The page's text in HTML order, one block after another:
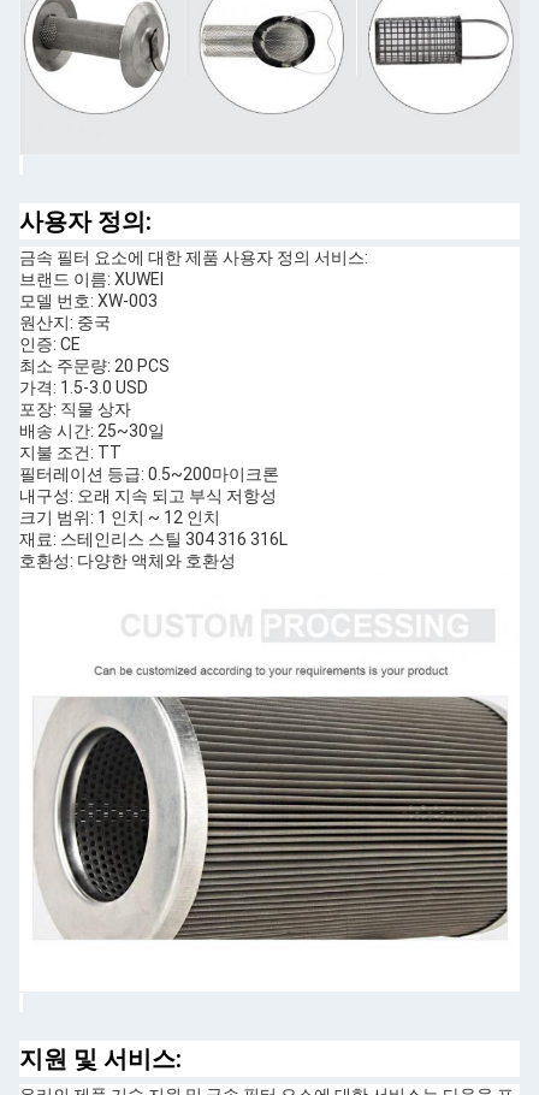
사용자 정의:
금속 필터 요소에 대한 제품 사용자 정의 서비스:
브랜드 이름: XUWEI
모델 번호: XW-003
원산지: 중국
인증: CE
최소 주문량: 20 PCS
가격: 1.5-3.0 USD
포장: 직물 상자
배송 시간: 25~30일
지불 조건: TT
필터레이션 등급: 0.5~200마이크론
내구성: 오래 지속 되고 부식 저항성
크기 범위: 1 인치 ~ 12 인치
재료: 스테인리스 스틸 304 316 316L
호환성: 다양한 액체와 호환성
지원 및 서비스: